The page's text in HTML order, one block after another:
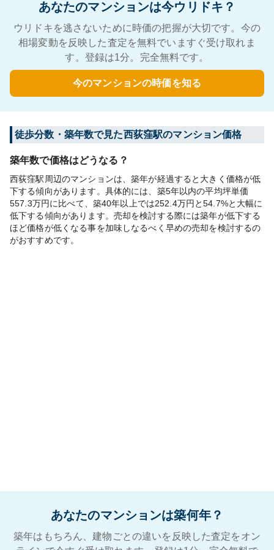
あなたのマンションは今ウリドキ？
ウリドキを逃さないために時価の把握が大切です。今の
相場変動を反映した査定を無料でいますぐ受け取れま
す。登録は1分。完全無料です。
今のマンションの時価を知る
徒歩分数・築年数で見た西荻窪駅のマンション価格
築年数で価格はどうなる？
西荻窪駅周辺のマンションは、築年が経過すると大きく価格が低
下する傾向があります。具体的には、築5年以内の平均坪単価
557.3万円に比べて、築40年以上では252.4万円と54.7%と大幅に
低下する傾向があります。売却を検討する際には築年が低下する
ほど価格が低くなる事を加味しなるべく早めの売却を検討するの
がおすすめです。
あなたのマンションは築何年？
築年はもちろん、建物ごとの違いを反映した査定をオン